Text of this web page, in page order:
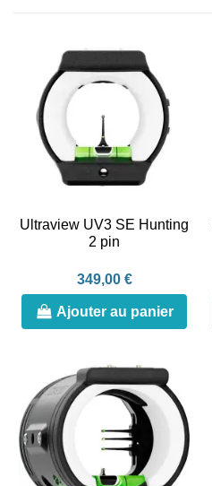
Ultraview UV3 SE Hunting
2 pin
349,00 €
Ajouter au panier